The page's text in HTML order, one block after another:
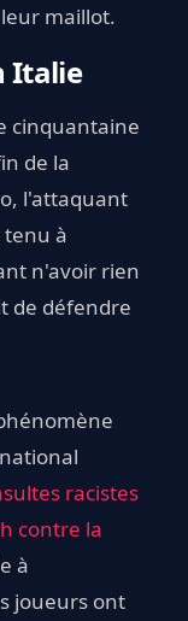
maillot.
Italie
cinquantaine
de la
l'attaquant
tenu à
n'avoir rien
de défendre
racistes
contre la
à
joueurs ont